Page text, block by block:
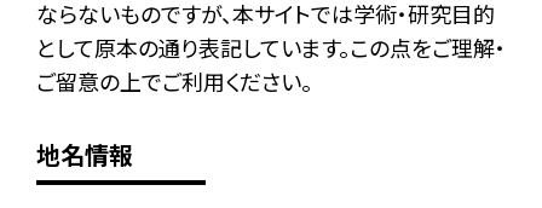
ならないものですが、本サイトでは学術・研究目的
として原本の通り表記しています。この点をご理解・
ご留意の上でご利用ください。
地名情報